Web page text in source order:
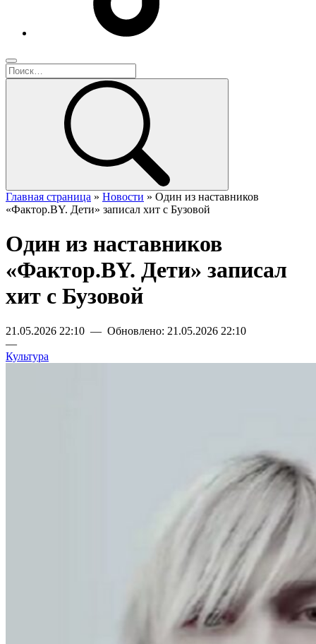
Главная страница » Новости » Один из наставников
«Фактор.BY. Дети» записал хит с Бузовой
Один из наставников
«Фактор.BY. Дети» записал
хит с Бузовой
21.05.2026 22:10 — Обновлено: 21.05.2026 22:10
—
Культура